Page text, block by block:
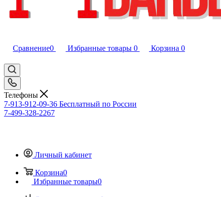
Сравнение0 Избранные товары 0 Корзина 0
Телефоны
7-913-912-09-36 Бесплатный по России
7-499-328-2267
Личный кабинет
Корзина0
Избранные товары0